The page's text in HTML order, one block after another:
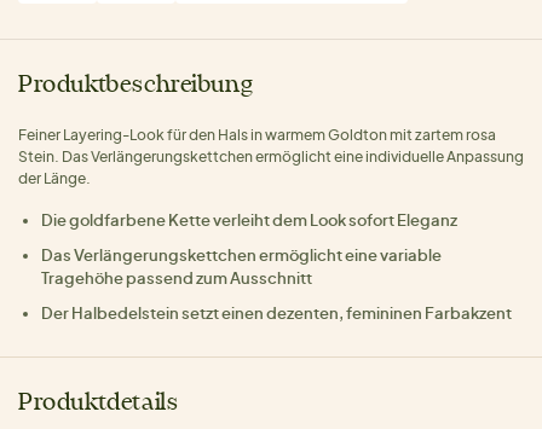
Produktbeschreibung
Feiner Layering-Look für den Hals in warmem Goldton mit zartem rosa
Stein. Das Verlängerungskettchen ermöglicht eine individuelle Anpassung
der Länge.
Die goldfarbene Kette verleiht dem Look sofort Eleganz
Das Verlängerungskettchen ermöglicht eine variable
Tragehöhe passend zum Ausschnitt
Der Halbedelstein setzt einen dezenten, femininen Farbakzent
Produktdetails